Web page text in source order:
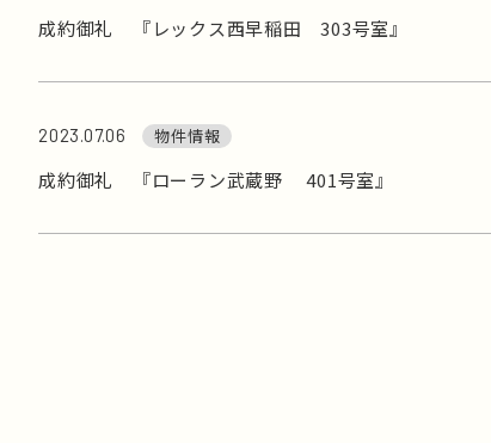
成約御礼 『レックス西早稲田 303号室』
2023.07.06 物件情報
成約御礼 『ローラン武蔵野 401号室』